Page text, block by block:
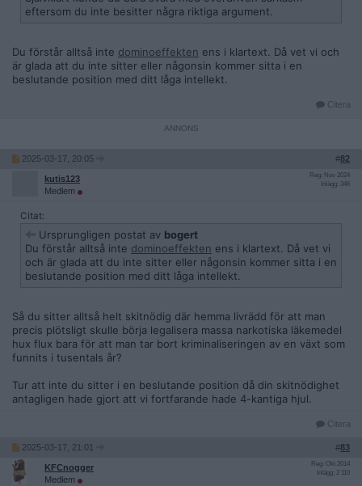
eftersom du inte besitter några riktiga argument.
Du förstår alltså inte dominoeffekten ens i klartext. Då vet vi och
är glada att du inte sitter eller någonsin kommer sitta i en
beslutande position med ditt låga intellekt.
Citera
2025-03-17, 20:05 #82
kutis123
Medlem
Reg: Nov 2024
Inlägg: 346
Citat:
Ursprungligen postat av bogert
Du förstår alltså inte dominoeffekten ens i klartext. Då vet vi
och är glada att du inte sitter eller någonsin kommer sitta i en
beslutande position med ditt låga intellekt.
Så du sitter alltså helt skitnödig där hemma livrädd för att man
precis plötsligt skulle börja legalisera massa narkotiska läkemedel
hux flux bara för att man tar bort kriminaliseringen av en växt som
funnits i tusentals år?
Tur att inte du sitter i en beslutande position då din skitnödighet
antagligen hade gjort att vi fortfarande hade 4-kantiga hjul.
Citera
2025-03-17, 21:01 #83
KFCnogger
Medlem
Reg: Okt 2014
Inlägg: 2 110